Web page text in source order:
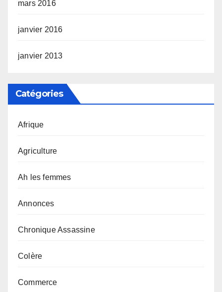
mars 2016
janvier 2016
janvier 2013
Catégories
Afrique
Agriculture
Ah les femmes
Annonces
Chronique Assassine
Colère
Commerce